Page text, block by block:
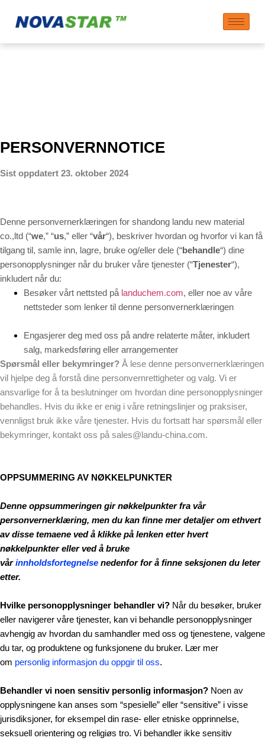
PERSONVERNNOTICE
Sist oppdatert 23. oktober 2024
Denne personvernerklæringen for shandong landu new material
co.,ltd (“we,” “us,” eller “vår“), beskriver hvordan og hvorfor vi kan få
tilgang til, samle inn, lagre, bruke og/eller dele (“behandle“) dine
personopplysninger når du bruker våre tjenester (“Tjenester“),
inkludert når du:
Besøker vårt nettsted på landuchem.com, eller noe av våre
nettsteder som lenker til denne personvernerklæringen
Engasjerer deg med oss på andre relaterte måter, inkludert
salg, markedsføring eller arrangementer
Spørsmål eller bekymringer? Å lese denne personvernerklæringen
vil hjelpe deg å forstå dine personvernrettigheter og valg. Vi er
ansvarlige for å ta beslutninger om hvordan dine personopplysninger
behandles. Hvis du ikke er enig i våre retningslinjer og praksiser,
vennligst bruk ikke våre tjenester. Hvis du fortsatt har spørsmål eller
bekymringer, kontakt oss på sales@landu-china.com.
OPPSUMMERING AV NØKKELPUNKTER
Denne oppsummeringen gir nøkkelpunkter fra vår
personvernerklæring, men du kan finne mer detaljer om ethvert
av disse temaene ved å klikke på lenken etter hvert
nøkkelpunkter eller ved å bruke
vårinnholdsfortegnelse nedenfor for å finne seksjonen du leter
etter.
Hvilke personopplysninger behandler vi? Når du besøker, bruker
eller navigerer våre tjenester, kan vi behandle personopplysninger
avhengig av hvordan du samhandler med oss og tjenestene, valgene
du tar, og produktene og funksjonene du bruker. Lær mer
om personlig informasjon du oppgir til oss.
Behandler vi noen sensitiv personlig informasjon? Noen av
opplysningene kan anses som “spesielle” eller “sensitive” i visse
jurisdiksjoner, for eksempel din rase- eller etniske opprinnelse,
seksuell orientering og religiøs tro. Vi behandler ikke sensitiv